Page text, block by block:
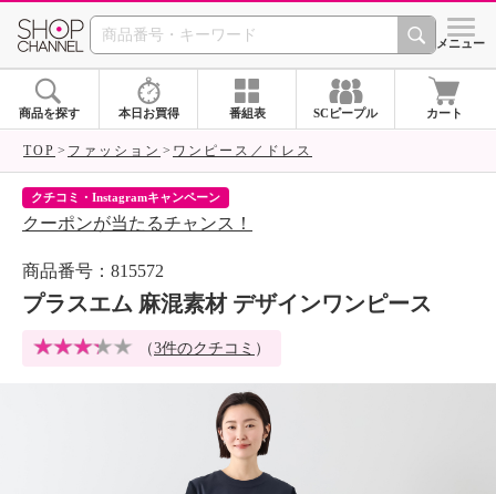
SHOP CHANNEL シメニュー
商品を探す 本日お買得 番組表 SCピープル カート
TOP ファッション ワンピース／ドレス
クチコミ・Instagramキャンペーン
クーポンが当たるチャンス！
商品番号：815572
プラスエム 麻混素材 デザインワンピース
（3件のクチコミ ）